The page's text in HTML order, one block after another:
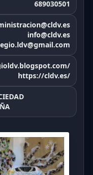
689030501
info@cldv.es
https://cldv.es/